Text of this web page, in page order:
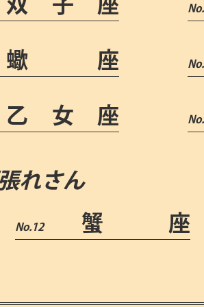
座
女座
れさん
蟹 座